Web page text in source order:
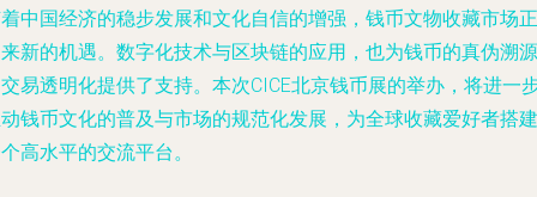
中国经济的稳步发展和文化自信的增强，钱币文物收藏市场正
新的机遇。数字化技术与区块链的应用，也为钱币的真伪溯源
易透明化提供了支持。本次CICE北京钱币展的举办，将进一
钱币文化的普及与市场的规范化发展，为全球收藏爱好者搭建
高水平的交流平台。